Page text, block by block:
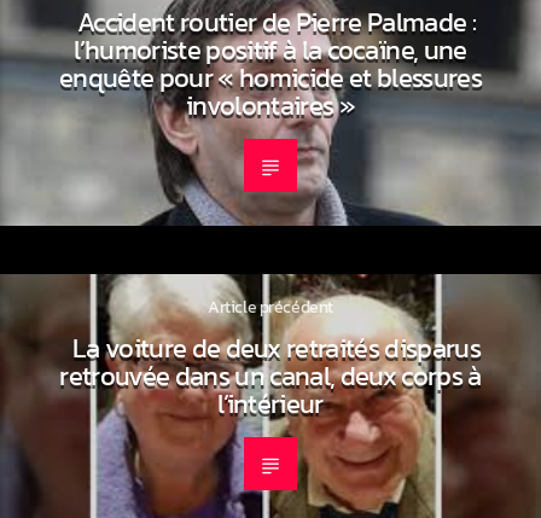
Accident routier de Pierre Palmade :
l’humoriste positif à la cocaïne, une
enquête pour « homicide et blessures
involontaires »
Article précédent
La voiture de deux retraités disparus
retrouvée dans un canal, deux corps à
l’intérieur